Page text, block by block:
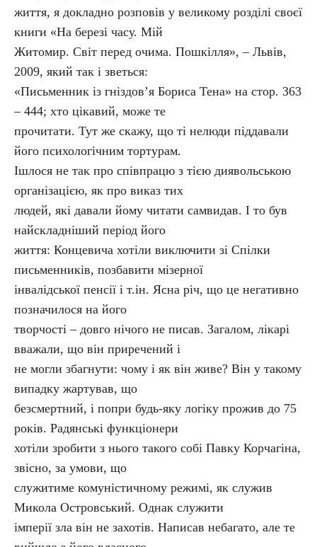
життя, я докладно розповів у великому розділі своєї
книги «На березі часу. Мій
Житомир. Світ перед очима. Пошкілля», – Львів,
2009, який так і зветься:
«Письменник із гніздов’я Бориса Тена» на стор. 363
– 444; хто цікавий, може те
прочитати. Тут же скажу, що ті нелюди піддавали
його психологічним тортурам.
Ішлося не так про співпрацю з тією диявольською
організацією, як про виказ тих
людей, які давали йому читати самвидав. І то був
найскладніший період його
життя: Концевича хотіли виключити зі Спілки
письменників, позбавити мізерної
інвалідської пенсії і т.ін. Ясна річ, що це негативно
позначилося на його
творчості – довго нічого не писав. Загалом, лікарі
вважали, що він приречений і
не могли збагнути: чому і як він живе? Він у такому
випадку жартував, що
безсмертний, і попри будь-яку логіку прожив до 75
років. Радянські функціонери
хотіли зробити з нього такого собі Павку Корчагіна,
звісно, за умови, що
служитиме комуністичному режимі, як служив
Микола Островський. Однак служити
імперії зла він не захотів. Написав небагато, але те